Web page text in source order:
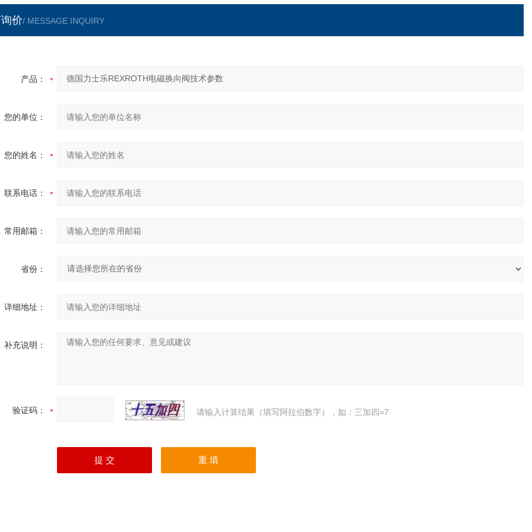
价/ MESSAGE INQUIRY
产品：
您的单位：
您的姓名：
联系电话：
常用邮箱：
省份：
详细地址：
补充说明：
验证码： 请输入计算结果（填写阿拉伯数字），如：三加四=7